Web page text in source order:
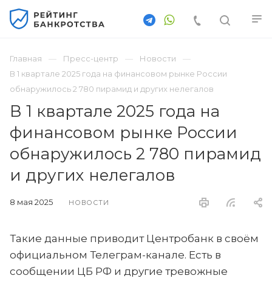
Главная Пресс-центр
Новости
В 1 квартале 2025 года на финансовом рынке России
обнаружилось 2 780 пирамид и других нелегалов
В 1 квартале 2025 года на
финансовом рынке России
обнаружилось 2 780 пирамид
и других нелегалов
8 мая 2025 НОВОСТИ
Такие данные приводит Центробанк в своём
официальном Телеграм-канале. Есть в
сообщении ЦБ РФ и другие тревожные